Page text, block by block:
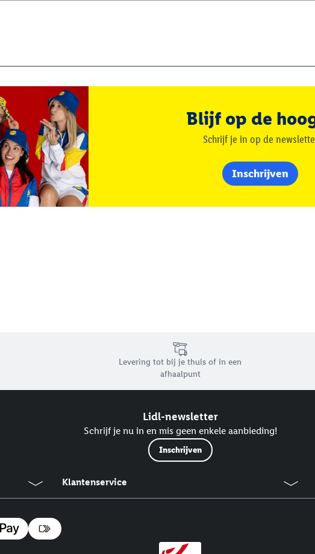
Blijf op de
Schrijf je in op de
Inschrijven
Levering tot bij je thuis of in een
afhaalpunt
Lidl-newsletter
Schrijf je nu in en mis geen enkele aanbieding!
Inschrijven
Klantenservice